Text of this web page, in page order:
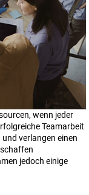
wenn jeder
Teamarbeit
verlangen einen
jedoch einige